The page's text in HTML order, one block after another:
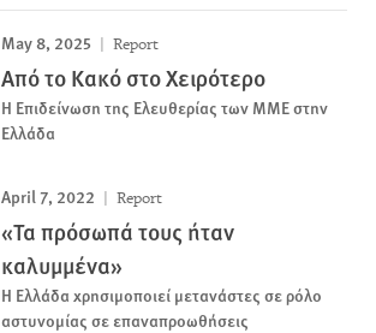
May 8, 2025 Report
Από το Κακό στο Χειρότερο
Η Επιδείνωση της Ελευθερίας των ΜΜΕ στην
Ελλάδα
April 7, 2022 Report
«Τα πρόσωπά τους ήταν
καλυμμένα»
Η Ελλάδα χρησιμοποιεί μετανάστες σε ρόλο
αστυνομίας σε επαναπροωθήσεις